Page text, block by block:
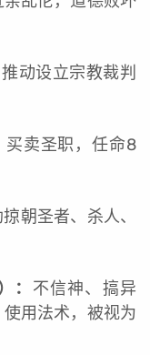
推动设立宗教裁判
买卖圣职，任命8
掠朝圣者、杀人、
： 不信神、搞异
用法术，被视为